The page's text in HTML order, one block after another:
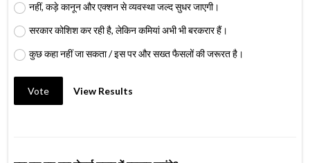
नहीं, कड़े कानून और एक्शन से व्यवस्था जल्द सुधर जाएगी।
सरकार कोशिश कर रही है, लेकिन कमियां अभी भी बरकरार हैं।
कुछ कहा नहीं जा सकता / इस पर और सख्त फैसलों की जरूरत है।
Vote View Results